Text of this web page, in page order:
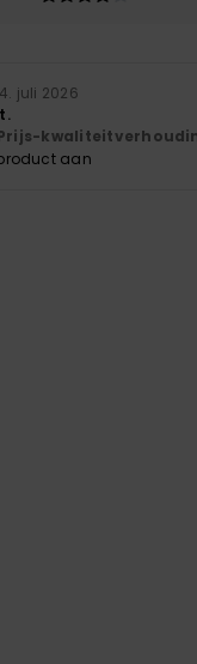
juli 2026
aan